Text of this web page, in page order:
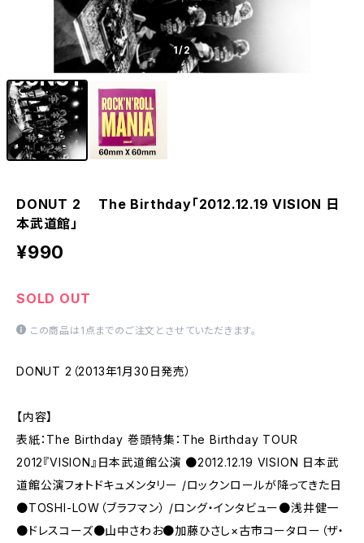
1/2
DONUT 2 The Birthday「2012.12.19 VISION 日
本武道館」
¥990
SOLD OUT
この商品は1点までのご注文とさせていただきます。
DONUT 2（2013年1月30日発売）
【内容】
表紙：The Birthday 巻頭特集：The Birthday TOUR
2012『VISION』日本武道館公演 ●2012.12.19 VISION 日本武
道館公演フォトドキュメンタリー /ロックンロールが降ってきた日
●TOSHI-LOW（ブラフマン） /ロング・インタビュー●浅井健一
●ドレスコーズ●山中さわお●加藤ひさし×古市コータロー（ザ・